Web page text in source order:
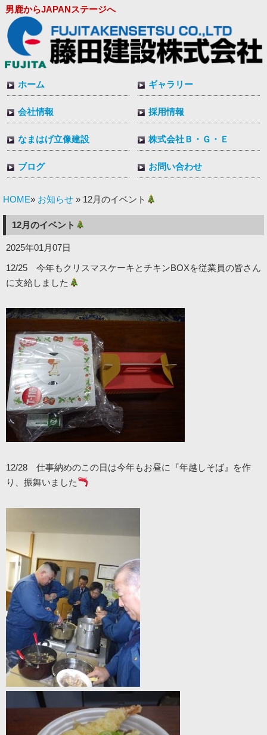
男鹿からJAPANステージへ
ホーム ギャラリー
会社情報 採用情報
なまはげ立像建設 株式会社Ｂ・Ｇ・Ｅ
ブログ お問い合わせ
HOME» お知らせ » 12月のイベント
12月のイベント
2025年01月07日
12/25 今年もクリスマスケーキとチキンBOXを従業員の皆さん
に支給しました
12/28 仕事納めのこの日は今年もお昼に『年越しそば』を作
り、振舞いました